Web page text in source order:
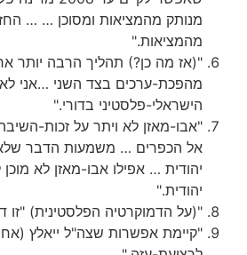
מנותק מהמציאות ומסוכן … …
מהמציאות."
"(אז מה כן?) תהליך הרבה יותר
מהפכת-ערכים בצד השני …אני
הישראלי-פלסטיני בדורי."
"אבו-מאזן לא ויתר על זכות-
אל הכפרים … משמעות הדבר
יהודית … אפילו אבו-מאזן לא
יהודית."
"(על הדמוקרטיה הפלסטינית) "זו
"קיימת אפשרות שצה"ל ייאלץ